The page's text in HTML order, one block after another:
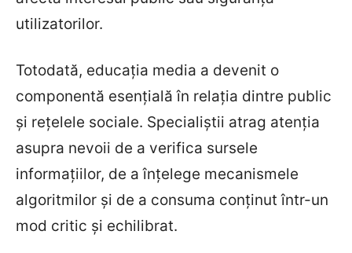
utilizatorilor.
Totodată, educația media a devenit o
componentă esențială în relația dintre public
și rețelele sociale. Specialiștii atrag atenția
asupra nevoii de a verifica sursele
informațiilor, de a înțelege mecanismele
algoritmilor și de a consuma conținut într-un
mod critic și echilibrat.